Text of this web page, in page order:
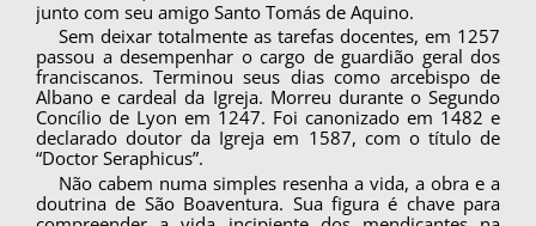
junto com seu amigo Santo Tomás de Aquino.
Sem deixar totalmente as tarefas docentes, em 1257
passou a desempenhar o cargo de guardião geral dos
franciscanos. Terminou seus dias como arcebispo de
Albano e cardeal da Igreja. Morreu durante o Segundo
Concílio de Lyon em 1247. Foi canonizado em 1482 e
declarado doutor da Igreja em 1587, com o título de
“Doctor Seraphicus”.
Não cabem numa simples resenha a vida, a obra e a
doutrina de São Boaventura. Sua figura é chave para